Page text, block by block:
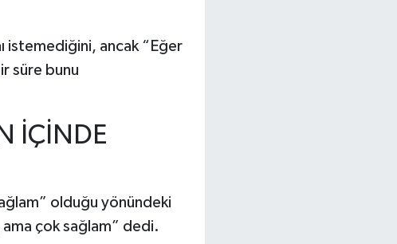
istemediğini, ancak “Eğer
süre bunu
İÇİNDE
olduğu yönündeki
çok sağlam” dedi.